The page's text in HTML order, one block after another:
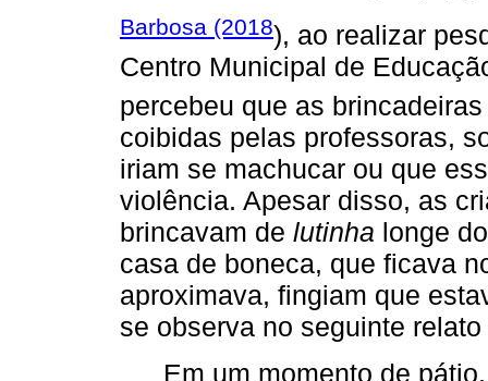
Barbosa (2018), ao realizar
Centro Municipal de
percebeu que as
coibidas pelas professoras,
iriam se machucar ou que
violência. Apesar disso, as
brincavam de lutinha longe
casa de boneca, que ficava
aproximava, fingiam que
se observa no seguinte
Em um momento de